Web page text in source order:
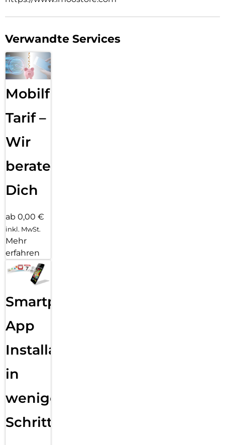
Verwandte Services
Mobilfunk
Tarif –
Wir
beraten
Dich
ab 0,00 €
inkl. MwSt.
Mehr
erfahren
Smartphone
App
Installation
in
wenigen
Schritten